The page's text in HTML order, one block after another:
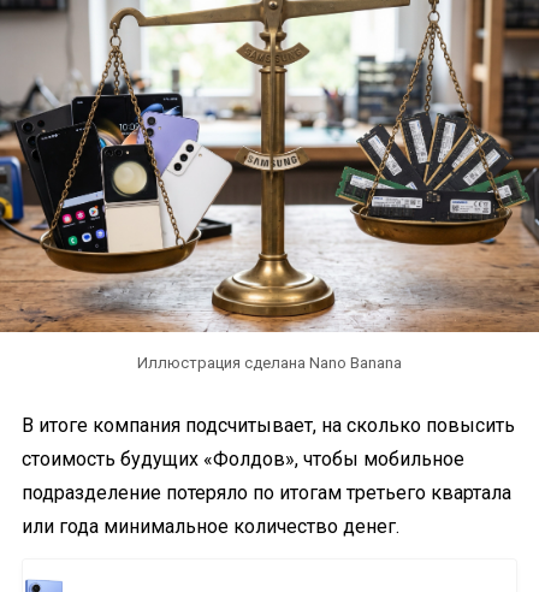
Иллюстрация сделана Nano Banana
В итоге компания подсчитывает, на сколько повысить
стоимость будущих «Фолдов», чтобы мобильное
подразделение потеряло по итогам третьего квартала
или года минимальное количество денег.